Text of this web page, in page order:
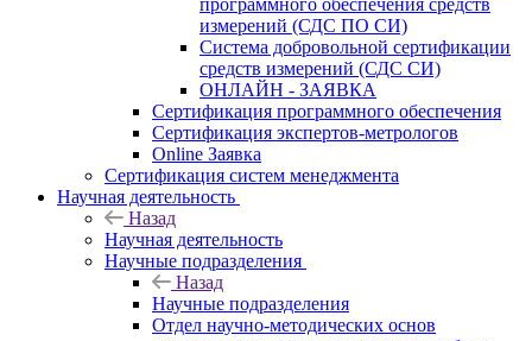
программного обеспечения средств
измерений (СДС ПО СИ)
Система добровольной сертификации
средств измерений (СДС СИ)
ОНЛАЙН - ЗАЯВКА
Сертификация программного обеспечения
Сертификация экспертов-метрологов
Online Заявка
Сертификация систем менеджмента
Научная деятельность
Назад
Научная деятельность
Научные подразделения
Назад
Научные подразделения
Отдел научно-методических основ